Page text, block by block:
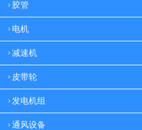
胶管
电机
减速机
皮带轮
发电机组
通风设备